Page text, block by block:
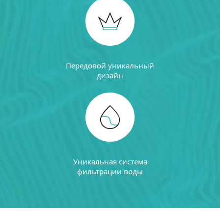
Передовой уникальный
дизайн
Уникальная система
фильтрации воды